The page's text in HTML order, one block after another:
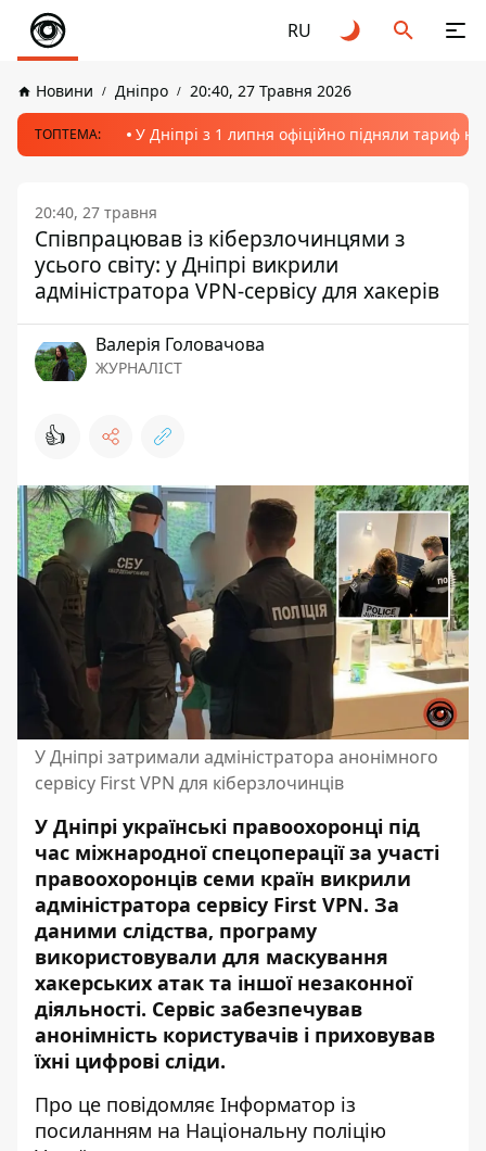
RU
Новини Дніпро 20:40, 27 Травня 2026
ТОПТЕМА: У Дніпрі з 1 липня офіційно підняли тариф
20:40, 27 травня
Співпрацював із кіберзлочинцями з
усього світу: у Дніпрі викрили
адміністратора VPN-сервісу для хакерів
Валерія Головачова
ЖУРНАЛІСТ
👍
У Дніпрі затримали адміністратора анонімного
сервісу First VPN для кіберзлочинців
У Дніпрі українські правоохоронці під
час міжнародної спецоперації за участі
правоохоронців семи країн викрили
адміністратора сервісу First VPN. За
даними слідства, програму
використовували для маскування
хакерських атак та іншої незаконної
діяльності. Сервіс забезпечував
анонімність користувачів і приховував
їхні цифрові сліди.
Про це повідомляє Інформатор із
посиланням на Національну поліцію